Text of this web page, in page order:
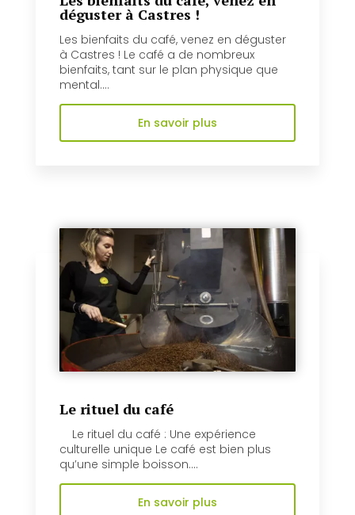
déguster à Castres !
Les bienfaits du café, venez en déguster
à Castres ! Le café a de nombreux
bienfaits, tant sur le plan physique que
mental....
En savoir plus
Le rituel du café
Le rituel du café : Une expérience
culturelle unique Le café est bien plus
qu’une simple boisson....
En savoir plus